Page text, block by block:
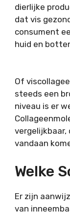
dierlijke
dat vis
consument
huid en
Of
steeds een
niveau is er
vergelijkbaar,
vandaan
Welke
Er zijn
van